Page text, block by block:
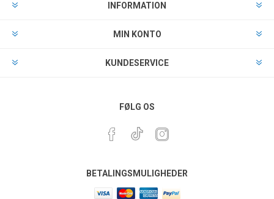
INFORMATION
MIN KONTO
KUNDESERVICE
FØLG OS
BETALINGSMULIGHEDER